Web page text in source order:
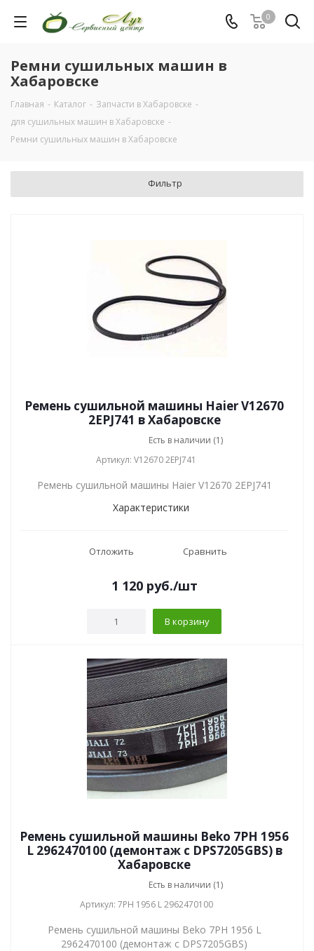
0
Ремни сушильных машин в
Хабаровске
Главная - Каталог - Запчасти в Хабаровске -
для сушильных машин в Хабаровске -
Ремни сушильных машин в Хабаровске
Фильтр
Ремень сушильной машины Haier V12670
2EPJ741 в Хабаровске
Есть в наличии (1)
Артикул: V12670 2EPJ741
Ремень сушильной машины Haier V12670 2EPJ741
Характеристики
Отложить Сравнить
1 120 руб./шт
В корзину
Ремень сушильной машины Beko 7PH 1956
L 2962470100 (демонтаж с DPS7205GBS) в
Хабаровске
Есть в наличии (1)
Артикул: 7PH 1956 L 2962470100
Ремень сушильной машины Beko 7PH 1956 L
2962470100 (демонтаж с DPS7205GBS)